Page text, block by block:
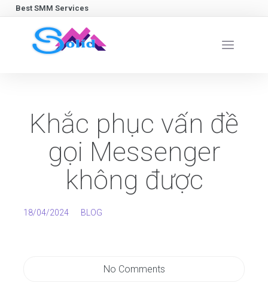
Best SMM Services
Khắc phục vấn đề
gọi Messenger
không được
18/04/2024 BLOG
No Comments